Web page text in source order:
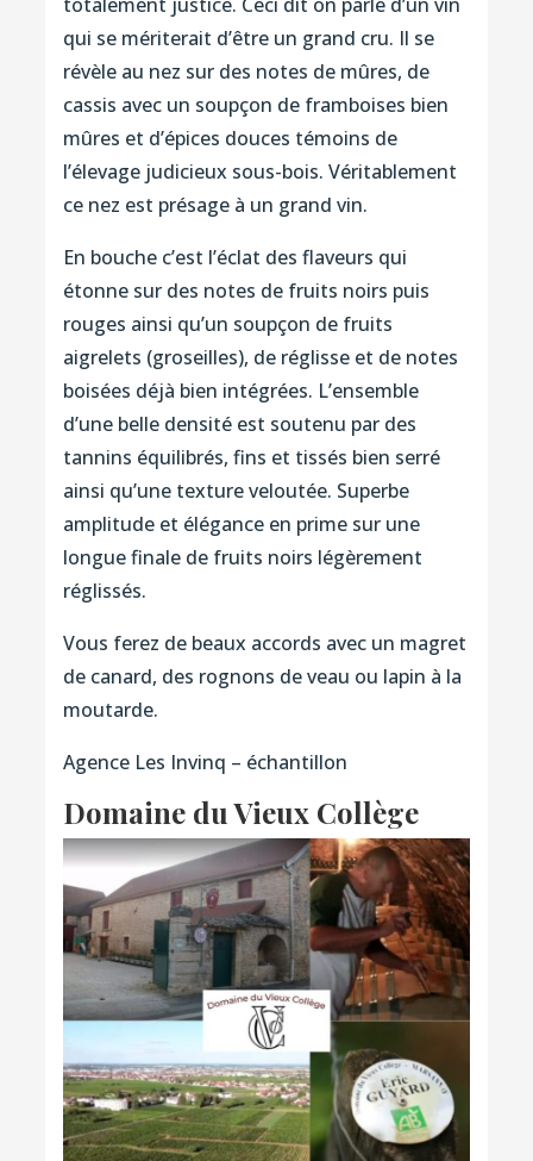
qui se mériterait d’être un grand cru. Il se
révèle au nez sur des notes de mûres, de
cassis avec un soupçon de framboises bien
mûres et d’épices douces témoins de
l’élevage judicieux sous-bois. Véritablement
ce nez est présage à un grand vin.
En bouche c’est l’éclat des flaveurs qui
étonne sur des notes de fruits noirs puis
rouges ainsi qu’un soupçon de fruits
aigrelets (groseilles), de réglisse et de notes
boisées déjà bien intégrées. L’ensemble
d’une belle densité est soutenu par des
tannins équilibrés, fins et tissés bien serré
ainsi qu’une texture veloutée. Superbe
amplitude et élégance en prime sur une
longue finale de fruits noirs légèrement
réglissés.
Vous ferez de beaux accords avec un magret
de canard, des rognons de veau ou lapin à la
moutarde.
Agence Les Invinq – échantillon
Domaine du Vieux Collège